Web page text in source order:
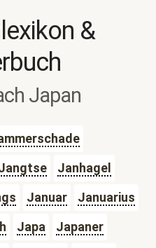
&
Japan
Janhagel
Januar
Januarius
Japa
Japaner